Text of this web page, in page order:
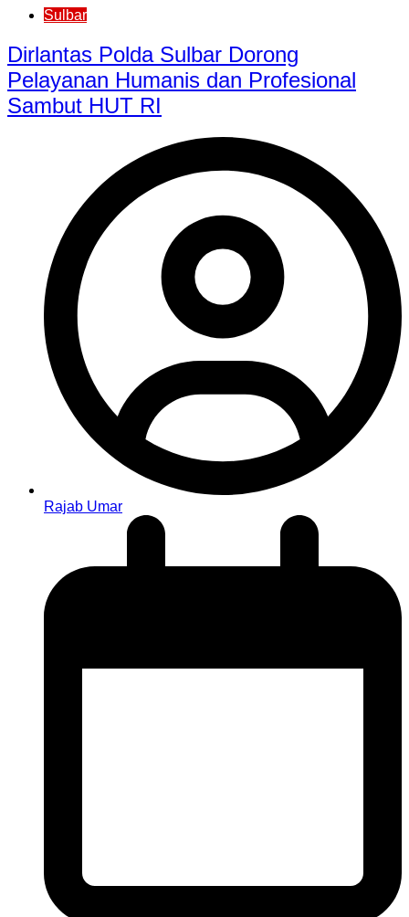
Sulbar
Dirlantas Polda Sulbar Dorong
Pelayanan Humanis dan Profesional
Sambut HUT RI
Rajab Umar